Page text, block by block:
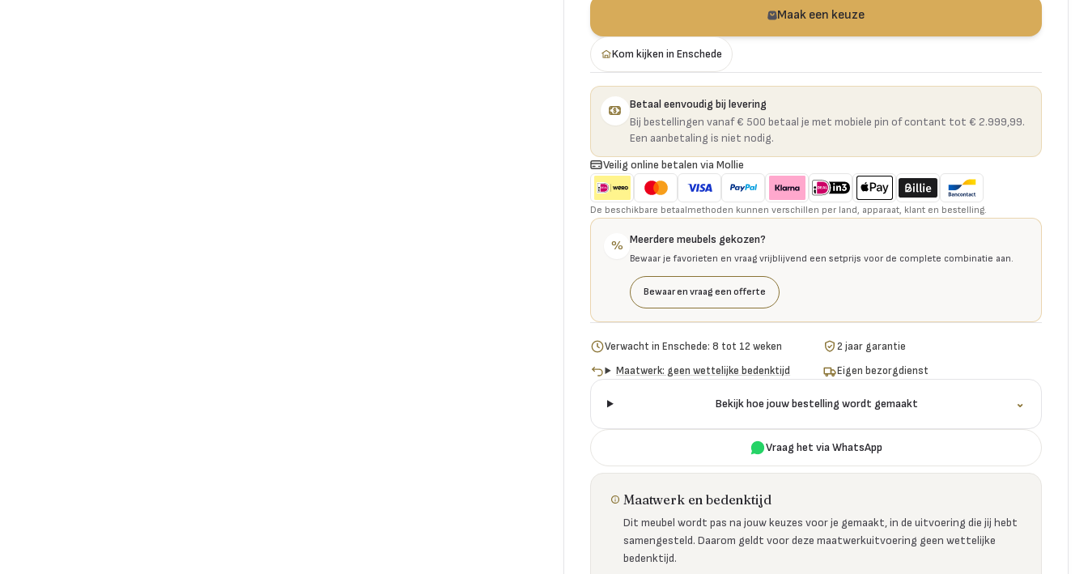
Maak een keuze
Kom kijken in Enschede
Betaal eenvoudig bij levering
Bij bestellingen vanaf € 500 betaal je met mobiele pin of contant tot € 2.999,99.
Een aanbetaling is niet nodig.
Veilig online betalen via Mollie
De beschikbare betaalmethoden kunnen verschillen per land, apparaat, klant en bestelling.
% Meerdere meubels gekozen?
Bewaar je favorieten en vraag vrijblijvend een setprijs voor de complete combinatie aan.
Bewaar en vraag een offerte
Verwacht in Enschede: 8 tot 12 weken
2 jaar garantie
Maatwerk: geen wettelijke bedenktijd
Eigen bezorgdienst
Bekijk hoe jouw bestelling wordt gemaakt ⌄
Vraag het via WhatsApp
Maatwerk en bedenktijd
Dit meubel wordt pas na jouw keuzes voor je gemaakt, in de uitvoering die jij hebt
samengesteld. Daarom geldt voor deze maatwerkuitvoering geen wettelijke
bedenktijd.